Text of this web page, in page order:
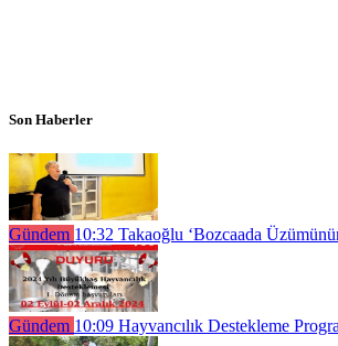
Son Haberler
Gündem 10:32 Takaoğlu ‘Bozcaada
Gündem 10:09 Hayvancılık Destekleme